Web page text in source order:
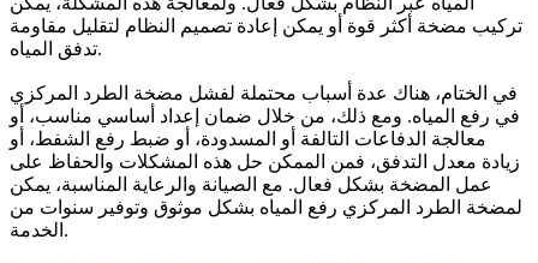
تركيب مضخة أكثر قوة أو يمكن إعادة تصميم النظام لتقليل مقاومة
تدفق المياه.
في الختام، هناك عدة أسباب محتملة لفشل مضخة الطرد المركزي
في رفع المياه. ومع ذلك، من خلال ضمان إعداد أساسي مناسب، أو
معالجة الدفاعات التالفة أو المسدودة، أو ضبط رفع الشفط، أو
زيادة معدل التدفق، فمن الممكن حل هذه المشكلات والحفاظ على
عمل المضخة بشكل فعال. مع الصيانة والرعاية المناسبة، يمكن
لمضخة الطرد المركزي رفع المياه بشكل موثوق وتوفير سنوات من
الخدمة.